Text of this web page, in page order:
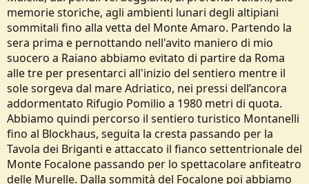
memorie storiche, agli ambienti lunari degli altipiani
sommitali fino alla vetta del Monte Amaro. Partendo la
sera prima e pernottando nell'avito maniero di mio
suocero a Raiano abbiamo evitato di partire da Roma
alle tre per presentarci all'inizio del sentiero mentre il
sole sorgeva dal mare Adriatico, nei pressi dell’ancora
addormentato Rifugio Pomilio a 1980 metri di quota.
Abbiamo quindi percorso il sentiero turistico Montanelli
fino al Blockhaus, seguita la cresta passando per la
Tavola dei Briganti e attaccato il fianco settentrionale del
Monte Focalone passando per lo spettacolare anfiteatro
delle Murelle. Dalla sommità del Focalone poi abbiamo